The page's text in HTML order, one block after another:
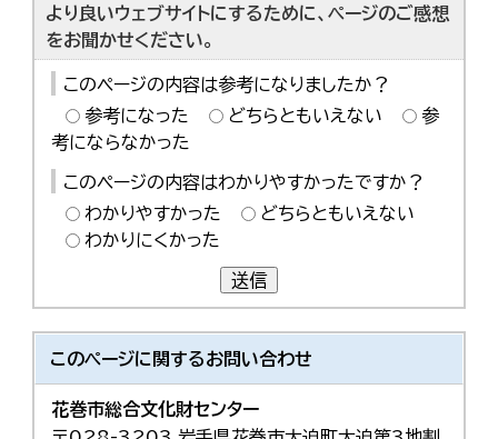
より良いウェブサイトにするために、ページのご感想
をお聞かせください。
このページの内容は参考になりましたか？
参考になった
どちらともいえない
参
考にならなかった
このページの内容はわかりやすかったですか？
わかりやすかった
どちらともいえない
わかりにくかった
送信
このページに関するお問い合わせ
花巻市総合文化財センター